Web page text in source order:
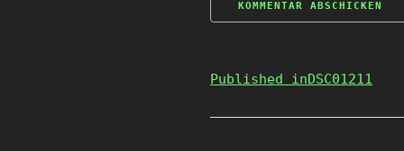
Published inDSC01211